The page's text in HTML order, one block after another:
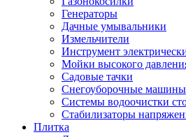
Генераторы
Дачные умывальники
Измельчители
Инструмент
Мойки высокого
Садовые тачки
Снегоуборочные машины
Системы водоочистки
Стабилизаторы
Плитка